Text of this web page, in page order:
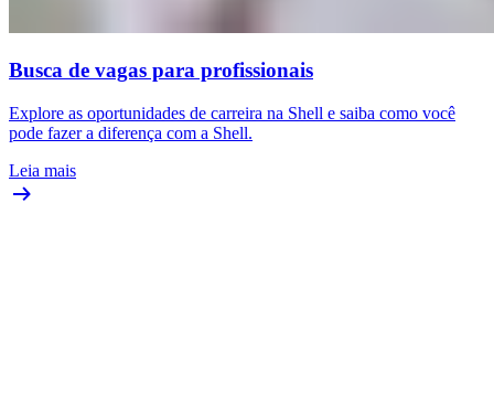
Busca de vagas para profissionais
Explore as oportunidades de carreira na Shell e saiba como você
pode fazer a diferença com a Shell.
Leia mais